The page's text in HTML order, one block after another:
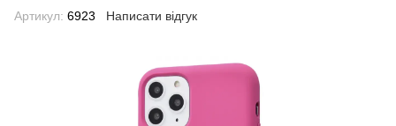
Артикул: 6923 Написати відгук